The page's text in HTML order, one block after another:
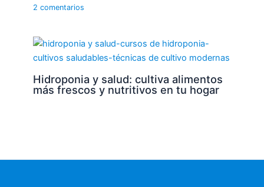
2 comentarios
Hidroponia y salud: cultiva alimentos
más frescos y nutritivos en tu hogar